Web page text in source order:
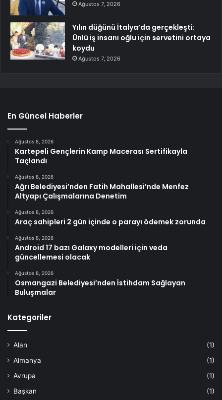
Ağustos 7, 2026
Yılın düğünü İtalya’da gerçekleşti:
Ünlü iş insanı oğlu için servetini ortaya
koydu
Ağustos 7, 2026
En Güncel Haberler
Ağustos 8, 2026
Kartepeli Gençlerin Kamp Macerası Sertifikayla
Taçlandı
Ağustos 8, 2026
Ağrı Belediyesi’nden Fatih Mahallesi’nde Menfez
Altyapı Çalışmalarına Denetim
Ağustos 8, 2026
Araç sahipleri 2 gün içinde o parayı ödemek zorunda
Ağustos 8, 2026
Android 17 bazı Galaxy modelleri için veda
güncellemesi olacak
Ağustos 8, 2026
Osmangazi Belediyesi’nden İstihdam Sağlayan
Buluşmalar
Kategoriler
Alan
(1)
Almanya
(1)
Avrupa
(1)
Başkan
(1)